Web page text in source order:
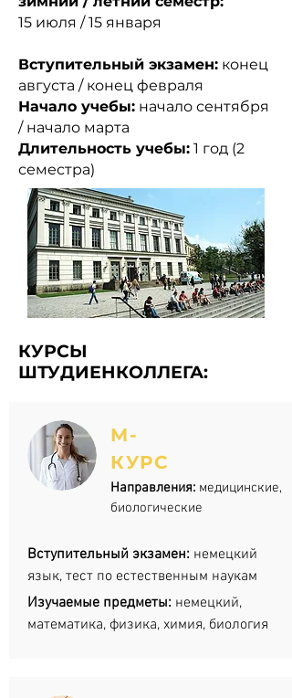
15 июля / 15 января
Вступительный экзамен: конец
августа / конец февраля
Начало учебы: начало сентября
/ начало марта
Длительность учебы: 1 год (2
семестра)
КУРСЫ
ШТУДИЕНКОЛЛЕГА:
М-
КУРС
Направления: медицинские,
биологические
Вступительный экзамен: немецкий
язык, тест по естественным наукам
Изучаемые предметы: немецкий,
математика, физика, химия, биология